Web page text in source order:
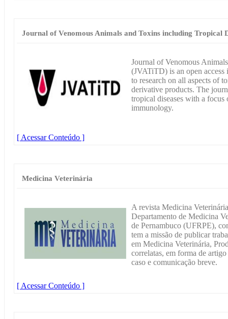
Journal of Venomous Animals and Toxins including Tropical
Journal of Venomous
(JVATiTD) is an open
to research on all aspects of
derivative products. The
tropical diseases with a focus
immunology.
[ Acessar Conteúdo ]
Medicina Veterinária
A revista Medicina
Departamento de Medicina
de Pernambuco (UFRPE),
tem a missão de publicar
em Medicina Veterinária,
correlatas, em forma de
caso e comunicação breve.
[ Acessar Conteúdo ]